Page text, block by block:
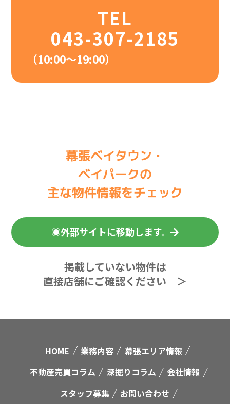
TEL
043-307-2185
（10:00〜19:00）
幕張ベイタウン・
ベイパークの
主な物件情報をチェック
◉外部サイトに移動します。
掲載していない物件は
直接店舗にご確認ください ＞
HOME 業務内容
幕張エリア情報
不動産売買コラム
深掘りコラム
会社情報
スタッフ募集
お問い合わせ